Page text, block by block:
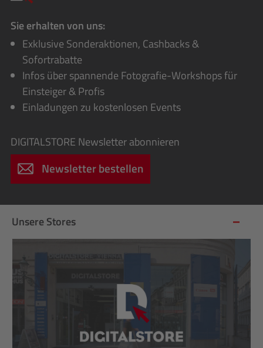
Sie erhalten von uns:
Exklusive Sonderaktionen, Cashbacks &
Sofortrabatte
Infos über spannende Fotografie-Workshops für
Einsteiger & Profis
Einladungen zu kostenlosen Events
DIGITALSTORE Newsletter abonnieren
Newsletter bestellen
Unsere Stores